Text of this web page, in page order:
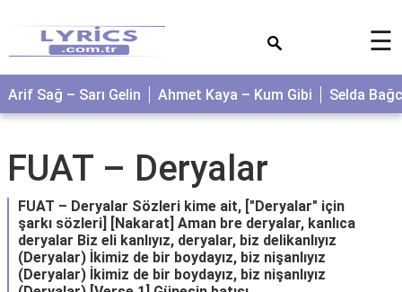
☰
Arif Sağ – Sarı Gelin Ahmet Kaya – Kum Gibi Selda
FUAT – Deryalar
FUAT – Deryalar Sözleri kime ait, ["Deryalar" için
şarkı sözleri] [Nakarat] Aman bre deryalar, kanlıca
deryalar Biz eli kanlıyız, deryalar, biz delikanlıyız
(Deryalar) İkimiz de bir boydayız, biz nişanlıyız
(Deryalar) İkimiz de bir boydayız, biz nişanlıyız